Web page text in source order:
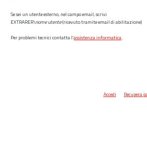
Se sei un utente esterno, nel campo email, scrivi
EXTRARER\nome utente(ricevuto tramite email di abilitazione)
Per problemi tecnici contatta l’assistenza informatica.
Accedi Recupera